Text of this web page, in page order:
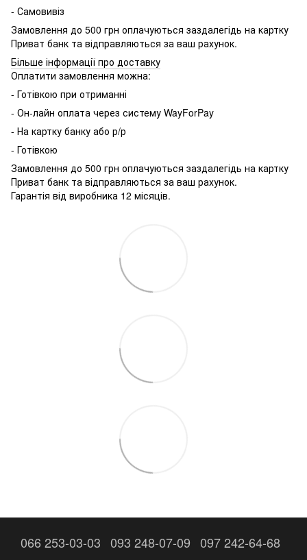
- Самовивіз
Замовлення до 500 грн оплачуються заздалегідь на картку
Приват банк та відправляються за ваш рахунок.
Більше інформації про доставку
Оплатити замовлення можна:
- Готівкою при отриманні
- Он-лайн оплата через систему WayForPay
- На картку банку або р/р
- Готівкою
Замовлення до 500 грн оплачуються заздалегідь на картку
Приват банк та відправляються за ваш рахунок.
Гарантія від виробника 12 місяців.
066 253-03-03 093 248-07-09 097 242-64-68